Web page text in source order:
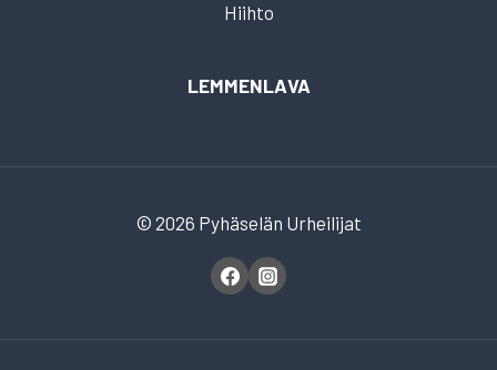
Hiihto
LEMMENLAVA
© 2026 Pyhäselän Urheilijat